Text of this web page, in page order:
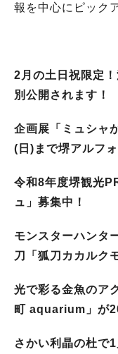
報を中心にピック
2月の土日祝限定
別公開されます！
企画展「ミュシャ
(日)まで堺アルフ
令和8年度堺観光
ュ」募集中！
モンスターハンタ
刀「狐刀カカルク
光で彩る金魚のア
町 aquarium」が
さかい利晶の杜で